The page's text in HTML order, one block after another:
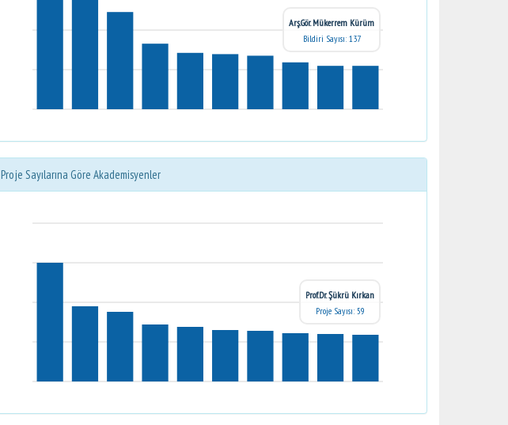
Arş.Gör. Mükerrem Kürüm
Bildiri Sayısı: 137
Proje Sayılarına Göre Akademisyenler
Prof.Dr. Şükrü Kırkan
Proje Sayısı: 59